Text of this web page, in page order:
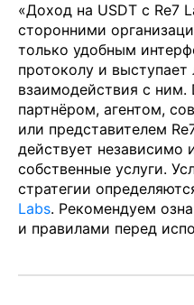
«Доход на USDT с Re7
сторонними
только удобным
протоколу и
взаимодействия с ним.
партнёром, агентом,
или представителем
действует независимо
собственные услуги.
стратегии
Labs. Рекомендуем
и правилами перед